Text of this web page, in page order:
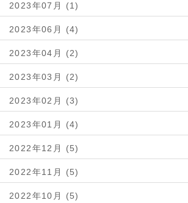
2023年07月 (1)
2023年06月 (4)
2023年04月 (2)
2023年03月 (2)
2023年02月 (3)
2023年01月 (4)
2022年12月 (5)
2022年11月 (5)
2022年10月 (5)